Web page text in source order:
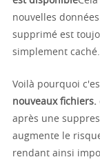
nouvelles
supprimé est
simplement caché.
Voilà pourquoi
nouveaux fichiers.
après une
augmente le
rendant ainsi